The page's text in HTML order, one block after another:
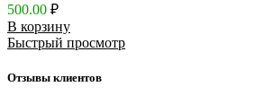
500.00 ₽
В корзину
Быстрый просмотр
Отзывы клиентов